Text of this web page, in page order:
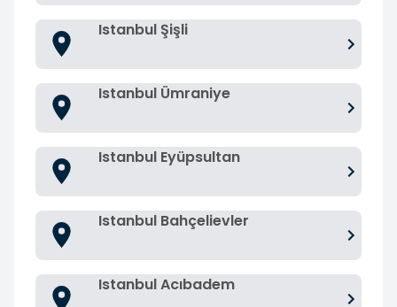
Istanbul Şişli
Istanbul Ümraniye
Istanbul Eyüpsultan
Istanbul Bahçelievler
Istanbul Acıbadem